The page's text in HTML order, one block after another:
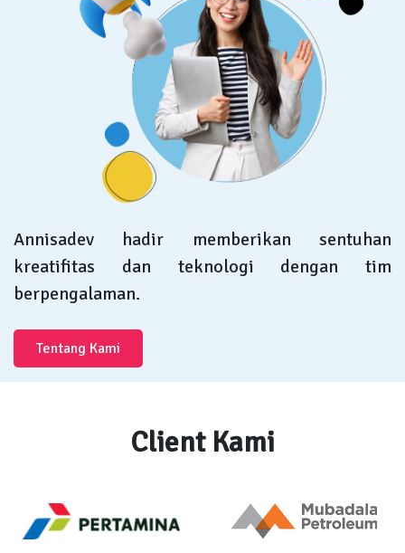
Annisadev hadir memberikan sentuhan
kreatifitas dan teknologi dengan tim
berpengalaman.
Tentang Kami
Client Kami